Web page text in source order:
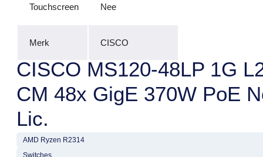
Touchscreen Nee
Merk CISCO
CISCO MS120-48LP 1G
CM 48x GigE 370W PoE
Lic.
AMD Ryzen R2314
Switches